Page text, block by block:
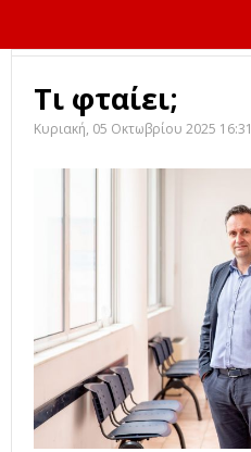
Τι φταίει;
Κυριακή, 05 Οκτωβρίου 2025 16:31